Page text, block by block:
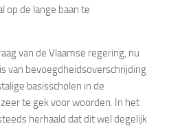
op de lange baan te
van de Vlaamse regering, nu
van bevoegdheidsoverschrijding
basisscholen in de
te gek voor woorden. In het
herhaald dat dit wel degelijk